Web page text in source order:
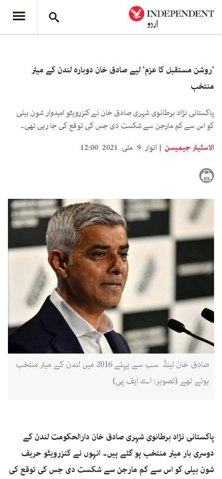
'روشن مستقبل کا عزم' لیے صادق خان دوبارہ لندن کے میئر
منتخب
پاکستانی نژاد برطانوی شہری صادق خان نے کنزرویٹو امیدوار شون بیلی
کو اس سے کم مارجن سے شکست دی جس کی توقع کی جا رہی تھی۔
الاسٹیئر جیمیسن
اتوار 9 مئی 2021 12:00
صادق خان لینڈ سب سے پہلے 2016 میں لندن کے میئر منتخب
ہوئے تھے (تصویر: اے ایف پی)
پاکستانی نژاد برطانوی شہری صادق خان دارالحکومت لندن کے
دوسری بار میئر منتخب ہو گئے ہیں۔ انہوں نے کنزرویٹو حریف
شون بیلی کو اس سے کم مارجن سے شکست دی جس کی توقع کی